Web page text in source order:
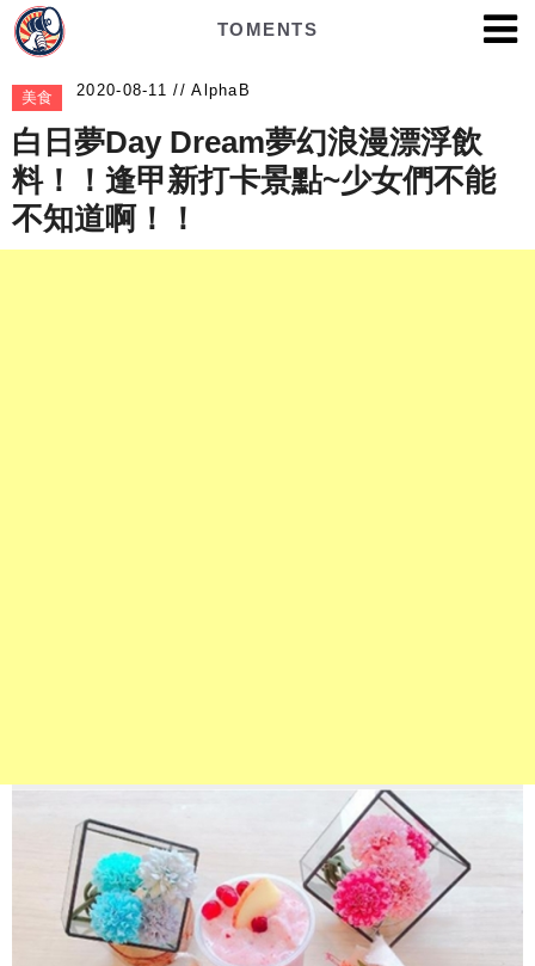
TOMENTS
美食 AlphaB
白日夢Day Dream夢幻浪漫漂浮飲
料！！逢甲新打卡景點~少女們不能
不知道啊！！